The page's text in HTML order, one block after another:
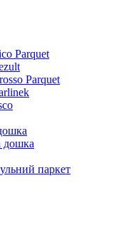
Parquet
Parquet
дошка
паркет